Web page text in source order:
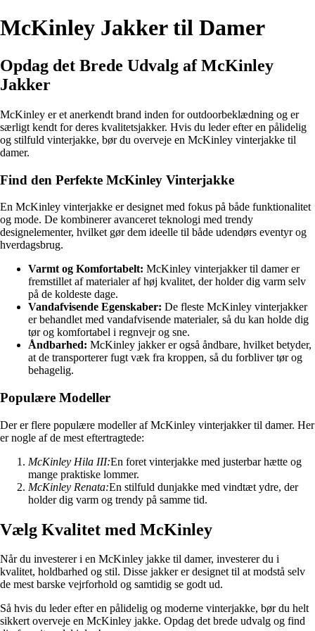
McKinley Jakker til Damer
Opdag det Brede Udvalg af McKinley
Jakker
McKinley er et anerkendt brand inden for outdoorbeklædning og er
særligt kendt for deres kvalitetsjakker. Hvis du leder efter en pålidelig
og stilfuld vinterjakke, bør du overveje en McKinley vinterjakke til
damer.
Find den Perfekte McKinley Vinterjakke
En McKinley vinterjakke er designet med fokus på både funktionalitet
og mode. De kombinerer avanceret teknologi med trendy
designelementer, hvilket gør dem ideelle til både udendørs eventyr og
hverdagsbrug.
Varmt og Komfortabelt: McKinley vinterjakker til damer er
fremstillet af materialer af høj kvalitet, der holder dig varm selv
på de koldeste dage.
Vandafvisende Egenskaber: De fleste McKinley vinterjakker
er behandlet med vandafvisende materialer, så du kan holde dig
tør og komfortabel i regnvejr og sne.
Åndbarhed: McKinley jakker er også åndbare, hvilket betyder,
at de transporterer fugt væk fra kroppen, så du forbliver tør og
behagelig.
Populære Modeller
Der er flere populære modeller af McKinley vinterjakker til damer. Her
er nogle af de mest eftertragtede:
McKinley Hila III:En foret vinterjakke med justerbar hætte og
mange praktiske lommer.
McKinley Renata:En stilfuld dunjakke med vindtæt ydre, der
holder dig varm og trendy på samme tid.
Vælg Kvalitet med McKinley
Når du investerer i en McKinley jakke til damer, investerer du i
kvalitet, holdbarhed og stil. Disse jakker er designet til at modstå selv
de mest barske vejrforhold og samtidig se godt ud.
Så hvis du leder efter en pålidelig og moderne vinterjakke, bør du helt
sikkert overveje en McKinley jakke. Opdag det brede udvalg og find